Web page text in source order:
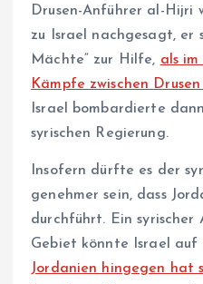
Drusen-Anführer al-Hijri
zu Israel nachgesagt, er
Mächte“ zur Hilfe, als
Kämpfe zwischen
Israel bombardierte
syrischen Regierung.
Insofern dürfte es der
genehmer sein, dass
durchführt. Ein syrischer
Gebiet könnte Israel auf
Jordanien hingegen hat